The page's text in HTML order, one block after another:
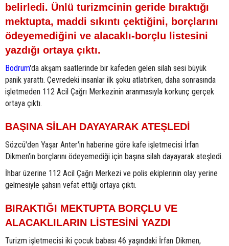
belirledi. Ünlü turizmcinin geride bıraktığı
mektupta, maddi sıkıntı çektiğini, borçlarını
ödeyemediğini ve alacaklı-borçlu listesini
yazdığı ortaya çıktı.
Bodrum'da akşam saatlerinde bir kafeden gelen silah sesi büyük
panik yarattı. Çevredeki insanlar ilk şoku atlatırken, daha sonrasında
işletmeden 112 Acil Çağrı Merkezinin aranmasıyla korkunç gerçek
ortaya çıktı.
BAŞINA SİLAH DAYAYARAK ATEŞLEDİ
Sözcü'den Yaşar Anter'in haberine göre kafe işletmecisi İrfan
Dikmen'in borçlarını ödeyemediği için başına silah dayayarak ateşledi.
İhbar üzerine 112 Acil Çağrı Merkezi ve polis ekiplerinin olay yerine
gelmesiyle şahsın vefat ettiği ortaya çıktı.
BIRAKTIĞI MEKTUPTA BORÇLU VE
ALACAKLILARIN LİSTESİNİ YAZDI
Turizm işletmecisi iki çocuk babası 46 yaşındaki İrfan Dikmen,